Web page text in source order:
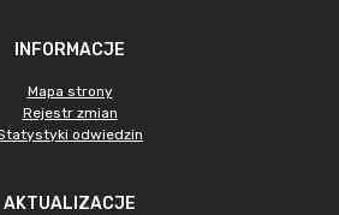
INFORMACJE
Mapa strony
Rejestr zmian
odwiedzin
AKTUALIZACJE